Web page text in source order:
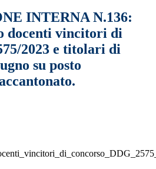
INTERNA N.136:
docenti vincitori di
2023 e titolari di
su posto